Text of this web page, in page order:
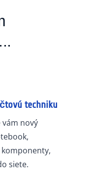
techniku
nový
siete.